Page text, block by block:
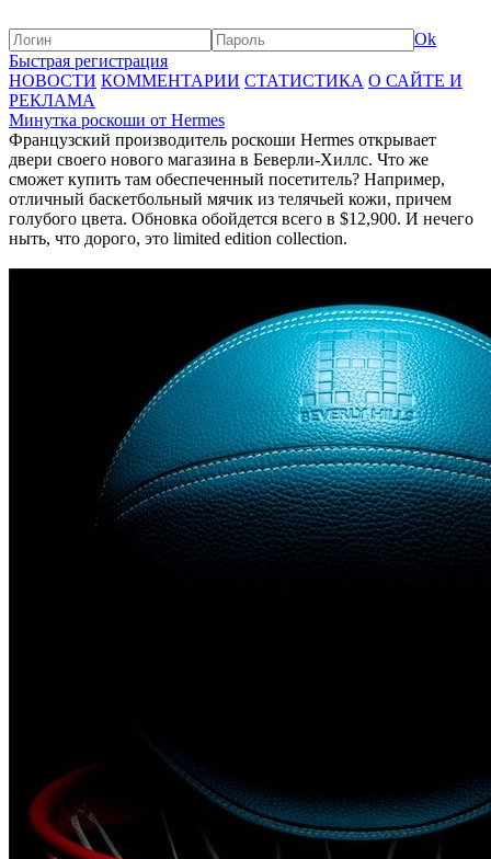
Ok
Быстрая регистрация
НОВОСТИ КОММЕНТАРИИ СТАТИСТИКА О САЙТЕ И
РЕКЛАМА
Минутка роскоши от Hermes
Французский производитель роскоши Hermes открывает
двери своего нового магазина в Беверли-Хиллс. Что же
сможет купить там обеспеченный посетитель? Например,
отличный баскетбольный мячик из телячьей кожи, причем
голубого цвета. Обновка обойдется всего в $12,900. И нечего
ныть, что дорого, это limited edition collection.